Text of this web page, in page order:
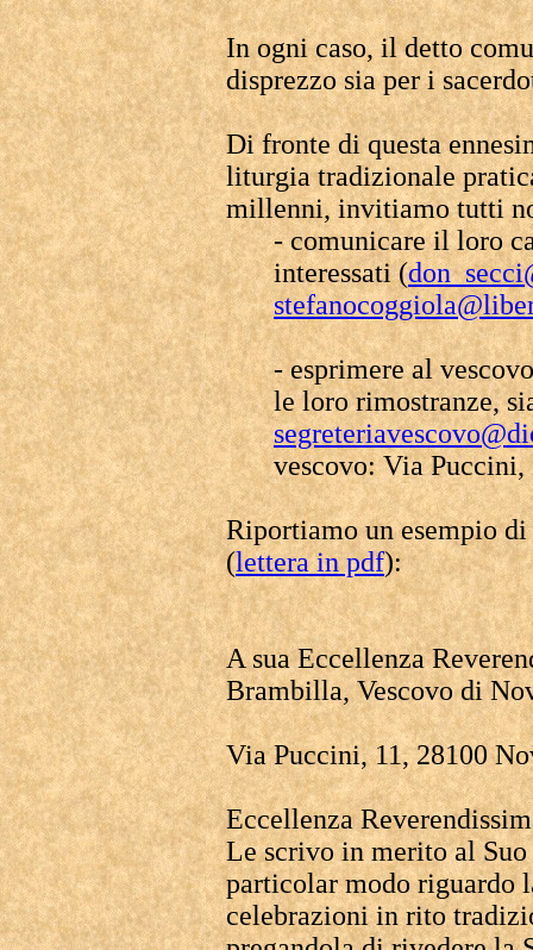
In ogni caso, il detto
disprezzo sia per i
Di fronte di questa
liturgia tradizionale
millenni, invitiamo tutti
- comunicare il loro
interessati (
- esprimere al
le loro rimostranze,
vescovo: Via Puccini,
Riportiamo un esempio
(lettera in pdf):
A sua Eccellenza
Brambilla, Vescovo di
Via Puccini, 11, 28100
Eccellenza
Le scrivo in merito al
particolar modo riguardo
celebrazioni in rito